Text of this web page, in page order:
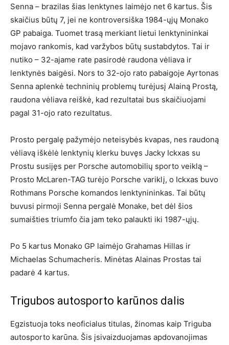
Senna – brazilas šias lenktynes laimėjo net 6 kartus. Šis
skaičius būtų 7, jei ne kontroversiška 1984-ųjų Monako
GP pabaiga. Tuomet trasą merkiant lietui lenktynininkai
mojavo rankomis, kad varžybos būtų sustabdytos. Tai ir
nutiko – 32-ajame rate pasirodė raudona vėliava ir
lenktynės baigėsi. Nors to 32-ojo rato pabaigoje Ayrtonas
Senna aplenkė techninių problemų turėjusį Alainą Prostą,
raudona vėliava reiškė, kad rezultatai bus skaičiuojami
pagal 31-ojo rato rezultatus.
Prosto pergalę pažymėjo neteisybės kvapas, nes raudoną
vėliavą iškėlė lenktynių klerku buvęs Jacky Ickxas su
Prostu susijęs per Porsche automobilių sporto veiklą –
Prosto McLaren-TAG turėjo Porsche variklį, o Ickxas buvo
Rothmans Porsche komandos lenktynininkas. Tai būtų
buvusi pirmoji Senna pergalė Monake, bet dėl šios
sumaišties triumfo čia jam teko palaukti iki 1987-ųjų.
Po 5 kartus Monako GP laimėjo Grahamas Hillas ir
Michaelas Schumacheris. Minėtas Alainas Prostas tai
padarė 4 kartus.
Trigubos autosporto karūnos dalis
Egzistuoja toks neoficialus titulas, žinomas kaip Triguba
autosporto karūna. Šis įsivaizduojamas apdovanojimas